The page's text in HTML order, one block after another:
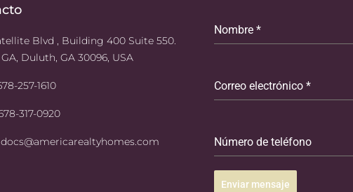
Blvd , Building 400 Suite 550.
Duluth, GA 30096, USA
257-1610
317-0920
Nombre *
Correo electrónico *
Número de teléfono
Enviar mensaje